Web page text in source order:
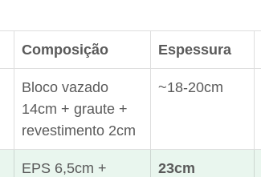
Composição Espessura
Bloco vazado
14cm + graute +
revestimento 2cm
~18-20cm
EPS 6,5cm +
23cm